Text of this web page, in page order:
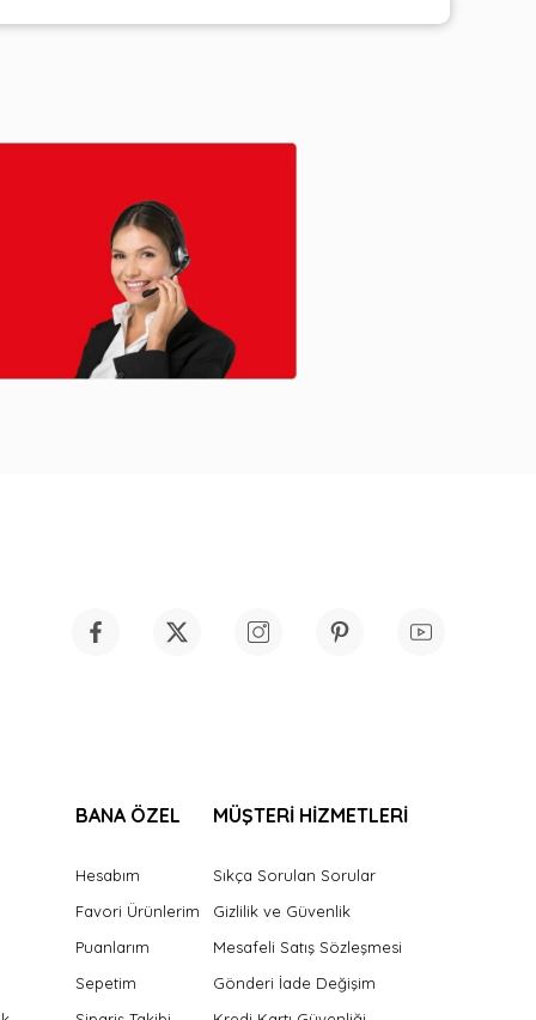
BANA ÖZEL
Hesabım
Favori Ürünlerim
Puanlarım
Sepetim
MÜŞTERİ HİZMETLERİ
Sıkça Sorulan Sorular
Gizlilik ve Güvenlik
Mesafeli Satış Sözleşmesi
Gönderi İade Değişim